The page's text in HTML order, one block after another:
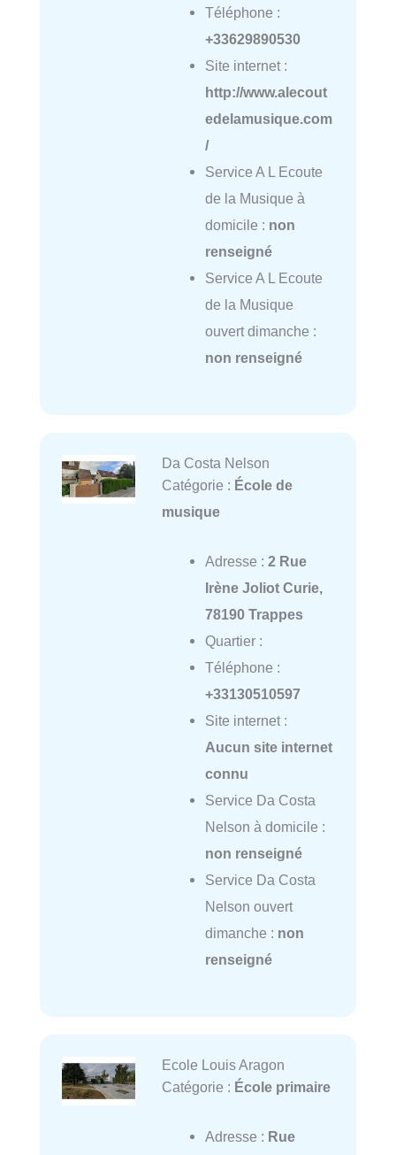
Téléphone :
+33629890530
Site internet :
http://www.alecout
edelamusique.com
/
Service A L Ecoute
de la Musique à
domicile : non
renseigné
Service A L Ecoute
de la Musique
ouvert dimanche :
non renseigné
Da Costa Nelson
Catégorie : École de
musique
Adresse : 2 Rue
Irène Joliot Curie,
78190 Trappes
Quartier :
Téléphone :
+33130510597
Site internet :
Aucun site internet
connu
Service Da Costa
Nelson à domicile :
non renseigné
Service Da Costa
Nelson ouvert
dimanche : non
renseigné
Ecole Louis Aragon
Catégorie : École primaire
Adresse : Rue